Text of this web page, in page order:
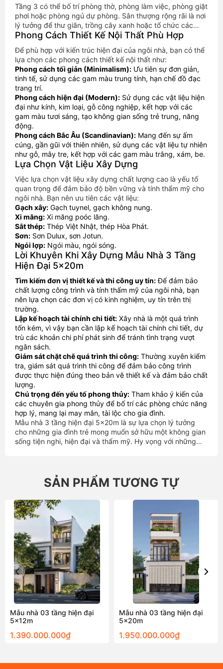
Tầng 3 có thể bố trí phòng thờ, phòng làm việc, phòng giặt
phơi hoặc phòng ngủ dự phòng. Sân thượng rộng rãi là nơi
lý tưởng để thư giãn, trồng cây xanh hoặc tổ chức các
buổi tiệc ngoài trời.
Phong Cách Thiết Kế Nội Thất Phù Hợp
Để phù hợp với kiến trúc hiện đại của ngôi nhà, bạn có thể
lựa chọn các phong cách thiết kế nội thất như:
Phong cách tối giản (Minimalism): Ưu tiên sự đơn giản,
tinh tế, sử dụng các gam màu trung tính, hạn chế đồ đạc
trang trí.
Phong cách hiện đại (Modern): Sử dụng các vật liệu hiện
đại như kính, kim loại, gỗ công nghiệp, kết hợp với các
gam màu tươi sáng, tạo không gian sống trẻ trung, năng
động.
Phong cách Bắc Âu (Scandinavian): Mang đến sự ấm
cúng, gần gũi với thiên nhiên, sử dụng các vật liệu tự nhiên
như gỗ, mây tre, kết hợp với các gam màu trắng, xám, be.
Lựa Chọn Vật Liệu Xây Dựng
Việc lựa chọn vật liệu xây dựng chất lượng cao là yếu tố
quan trọng để đảm bảo độ bền vững và tính thẩm mỹ cho
ngôi nhà. Bạn nên ưu tiên các vật liệu:
Gạch xây: Gạch tuynel, gạch không nung.
Xi măng: Xi măng poóc lăng.
Sắt thép: Thép Việt Nhật, thép Hòa Phát.
Sơn: Sơn Dulux, sơn Jotun.
Ngói lợp: Ngói màu, ngói sóng.
Lời Khuyên Khi Xây Dựng Mẫu Nhà 3 Tầng
Hiện Đại 5x20m
Tìm kiếm đơn vị thiết kế và thi công uy tín:Để đảm bảo
chất lượng công trình và tính thẩm mỹ của ngôi nhà, bạn
nên lựa chọn các đơn vị có kinh nghiệm, uy tín trên thị
trường.
Lập kế hoạch tài chính chi tiết: Xây nhà là một quá trình
tốn kém, vì vậy bạn cần lập kế hoạch tài chính chi tiết, dự
trù các khoản chi phí phát sinh để tránh tình trạng vượt
ngân sách.
Giám sát chặt chẽ quá trình thi công: Thường xuyên kiểm
tra, giám sát quá trình thi công để đảm bảo công trình
được thực hiện đúng theo bản vẽ thiết kế và đảm bảo chất
lượng.
Chú trọng đến yếu tố phong thủy: Tham khảo ý kiến của
các chuyên gia phong thủy để bố trí các phòng chức năng
hợp lý, mang lại may mắn, tài lộc cho gia đình.
Mẫu nhà 3 tầng hiện đại 5x20m là sự lựa chọn lý tưởng
cho những gia đình trẻ mong muốn sở hữu một không gian
sống tiện nghi, hiện đại và thẩm mỹ. Hy vọng với những
SẢN PHẨM TƯƠNG TỰ
Mẫu nhà 03 tầng hiện đại
5x12m
1.390.000.000₫
Mẫu nhà 03 tầng hiện đại
5x20m
1.950.000.000₫